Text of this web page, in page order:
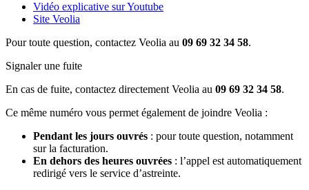
Vidéo explicative sur Youtube
Site Veolia
Pour toute question, contactez Veolia au 09 69 32 34 58.
Signaler une fuite
En cas de fuite, contactez directement Veolia au 09 69 32 34 58.
Ce même numéro vous permet également de joindre Veolia :
Pendant les jours ouvrés : pour toute question, notamment
sur la facturation.
En dehors des heures ouvrées : l’appel est automatiquement
redirigé vers le service d’astreinte.